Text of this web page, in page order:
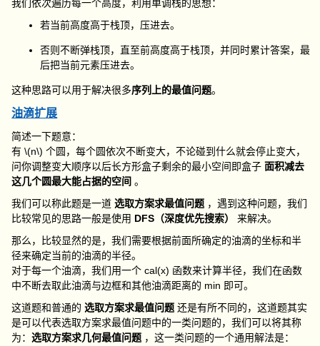
我们依次遍历每一个高度，利用单调栈的思想：
若当前高度高于栈顶，压进去。
否则不断弹栈顶，直至前高度高于栈顶，并同时累计答案，最
后把当前元素压进去。
这种思路可以用于解决很多序列上的最值问题。
油滴扩展
简述一下题意：
有\(n\) 个圆，每个圆依次不断变大，不论碰到什么就会停止变大，
问你调整变大顺序以后长方形盒子剩余的最小空间即盒子面积减去
这几个圆最大能占据的空间 。
我们可以称此题是一道选取方案求最值问题 ，遇到这种问题，我们
比较常见的思路一般是使用 DFS（深度优先搜索）
来解决。
那么，比较显然的是，我们需要根据前面所确定的油滴的坐标和半
径来确定当前的油滴的半径。
对于每一个油滴，我们用一个cal(x) 函数来计算半径，我们在函数
中不断去取此油滴与边框和其他油滴距离的 min 即可。
这道题和普通的选取方案求最值问题 还是有所不同的，这道题其实
是可以代表选取方案求最值问题中的一类问题的，我们可以将其称
为：选取方案求几何最值问题 ，这一类问题的一个通用解法是：